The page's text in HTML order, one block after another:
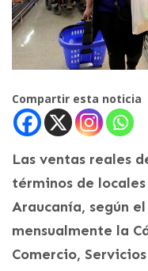
Compartir esta noticia
Las ventas reales
términos de
Araucanía, según
mensualmente la
Comercio,